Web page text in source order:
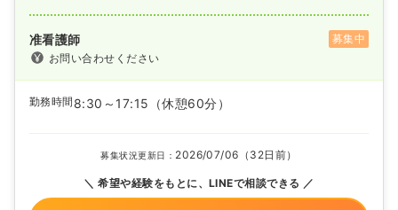
准看護師
募集中
お問い合わせください
勤務時間 8:30～17:15 （休憩60分）
募集状況更新日： 2026/07/06（32日前）
希望や経験をもとに、LINEで相談できる